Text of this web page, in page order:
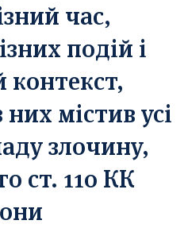
або Оберіть тут
час,
подій і
контекст,
містив усі
злочину,
ст. 110 КК
або Оберіть тут